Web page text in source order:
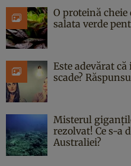
O proteină
salata verde
Este adevărat
scade?
Misterul
rezolvat! Ce s-a
Australiei?